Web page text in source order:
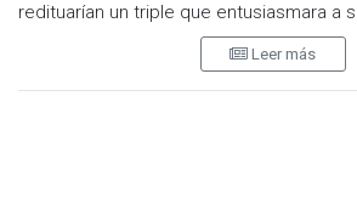
redituarían un triple que entusiasmara a
seguidores, en su primer turno en el
Leer más